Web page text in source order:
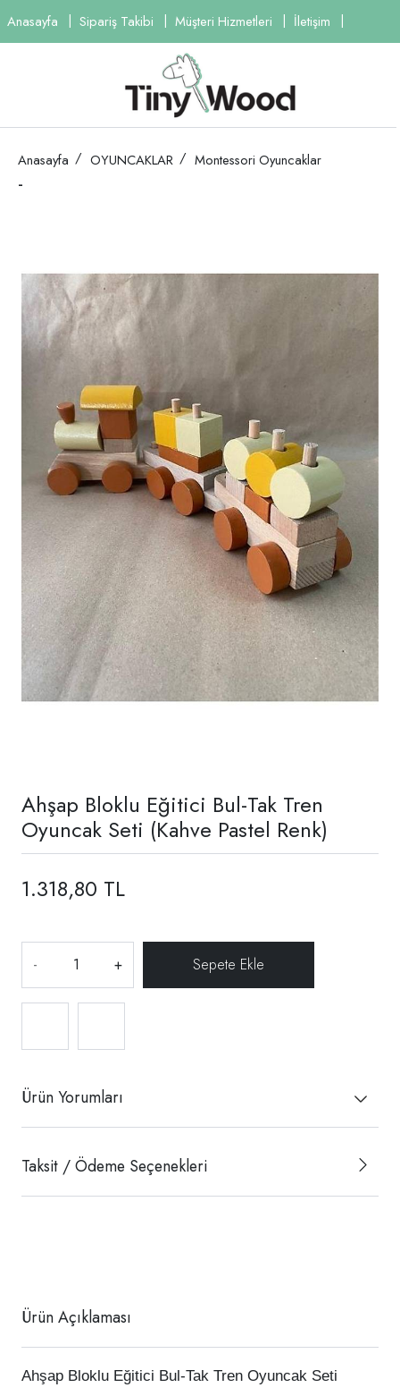
Anasayfa Sipariş Takibi Müşteri Hizmetleri İletişim
Anasayfa OYUNCAKLAR Montessori Oyuncaklar
-
Ahşap Bloklu Eğitici Bul-Tak Tren
Oyuncak Seti (Kahve Pastel Renk)
1.318,80 TL
- +
Ürün Yorumları
Taksit / Ödeme Seçenekleri
Ürün Açıklaması
Ahşap Bloklu Eğitici Bul-Tak Tren Oyuncak Seti